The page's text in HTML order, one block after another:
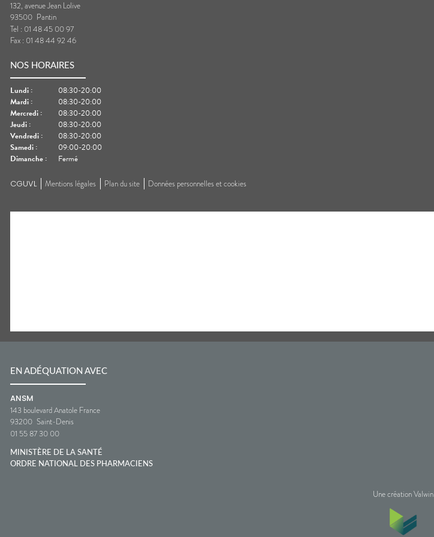
132, avenue Jean Lolive
93500 Pantin
Tel : 01 48 45 00 97
Fax : 01 48 44 92 46
NOS HORAIRES
Lundi :
08:30-20:00
Mardi :
08:30-20:00
Mercredi :
08:30-20:00
Jeudi :
08:30-20:00
Vendredi :
08:30-20:00
Samedi :
09:00-20:00
Dimanche : Fermé
CGUVL Mentions légales Plan du site Données personnelles et cookies
EN ADÉQUATION AVEC
ANSM
143 boulevard Anatole France
93200 Saint-Denis
01 55 87 30 00
MINISTÈRE DE LA SANTÉ
ORDRE NATIONAL DES PHARMACIENS
Une création Valwin